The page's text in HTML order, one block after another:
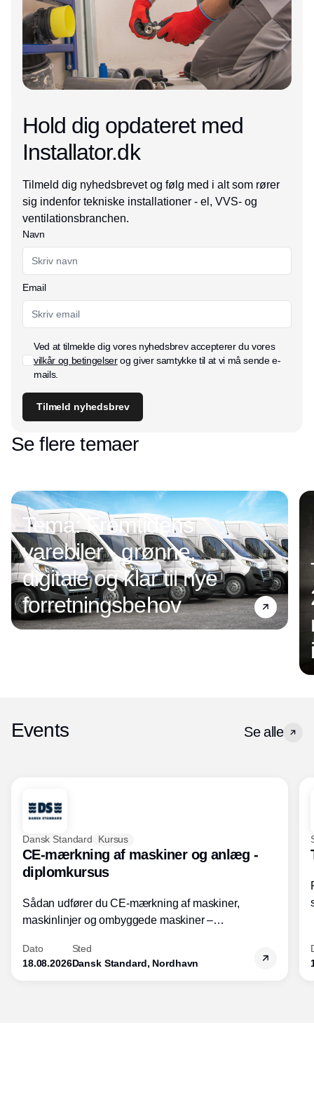
Hold dig opdateret med
Installator.dk
Tilmeld dig nyhedsbrevet og følg med i alt som rører
sig indenfor tekniske installationer - el, VVS- og
ventilationsbranchen.
Navn
Email
Ved at tilmelde dig vores nyhedsbrev accepterer du vores
vilkår og betingelserog giver samtykke til at vi må sende e-
mails.
Tilmeld nyhedsbrev
Se flere temaer
Tema: Fremtidens
varebiler - grønne,
digitale og klar til nye
forretningsbehov
Events Se alle
Dansk Standard Kursus
CE-mærkning af maskiner og anlæg -
diplomkursus
Sådan udfører du CE-mærkning af maskiner,
maskinlinjer og ombyggede maskiner –
Dato
18.08.2026
Sted
Dansk Standard, Nordhavn